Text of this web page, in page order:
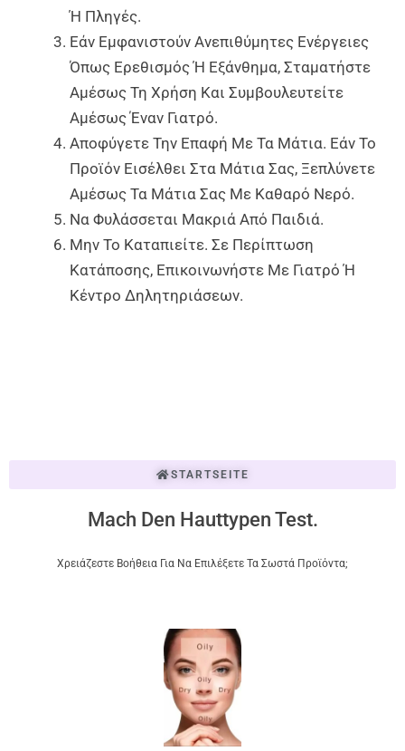
Ή Πληγές.
Εάν Εμφανιστούν Ανεπιθύμητες Ενέργειες
Όπως Ερεθισμός Ή Εξάνθημα, Σταματήστε
Αμέσως Τη Χρήση Και Συμβουλευτείτε
Αμέσως Έναν Γιατρό.
Αποφύγετε Την Επαφή Με Τα Μάτια. Εάν Το
Προϊόν Εισέλθει Στα Μάτια Σας, Ξεπλύνετε
Αμέσως Τα Μάτια Σας Με Καθαρό Νερό.
Να Φυλάσσεται Μακριά Από Παιδιά.
Μην Το Καταπιείτε. Σε Περίπτωση
Κατάποσης, Επικοινωνήστε Με Γιατρό Ή
Κέντρο Δηλητηριάσεων.
STARTSEITE
Mach Den Hauttypen Test.
Χρειάζεστε Βοήθεια Για Να Επιλέξετε Τα Σωστά Προϊόντα;